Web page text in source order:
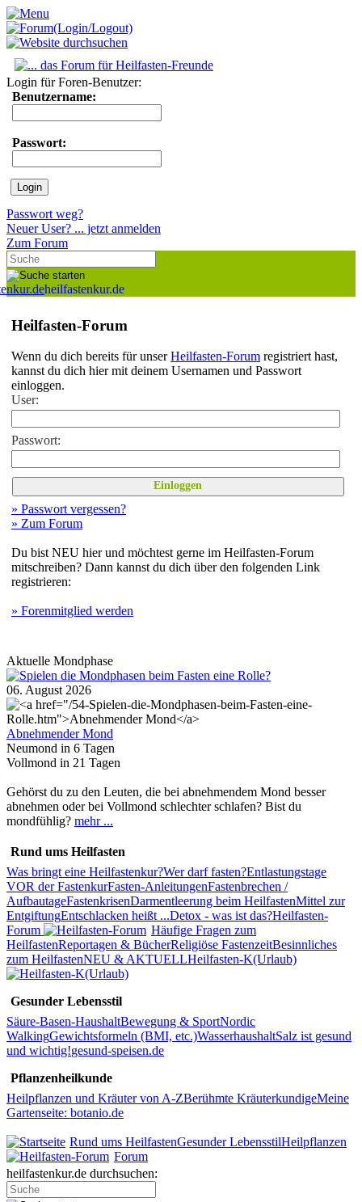
Login für Foren-Benutzer:
Benutzername:
Passwort:
Passwort weg?
Neuer User? ... jetzt anmelden
Zum Forum
heilfastenkur.de
Heilfasten-Forum
Wenn du dich bereits für unserHeilfasten-Forum registriert hast,
kannst du dich hier mit deinem Usernamen und Passwort
einloggen.
User:
Passwort:
» Passwort vergessen?
» Zum Forum
Du bist NEU hier und möchtest gerne im Heilfasten-Forum
mitschreiben? Dann kannst du dich über den folgenden Link
registrieren:
» Forenmitglied werden
Aktuelle Mondphase
06. August 2026
Abnehmender Mond
Neumond in 6 Tagen
Vollmond in 21 Tagen
Gehörst du zu den Leuten, die bei abnehmendem Mond besser
abnehmen oder bei Vollmond schlechter schlafen? Bist du
mondfühlig? mehr ...
Rund ums Heilfasten
Was bringt eine Heilfastenkur?Wer darf fasten?Entlastungstage
VOR der FastenkurFasten-AnleitungenFastenbrechen /
AufbautageFastenkrisenDarmentleerung beim HeilfastenMittel zur
EntgiftungEntschlacken heißt ...Detox - was ist das?Heilfasten-
Forum
Häufige Fragen zum
HeilfastenReportagen & BücherReligiöse FastenzeitBesinnliches
zum HeilfastenNEU & AKTUELLHeilfasten-K(Urlaub)
Gesunder Lebensstil
Säure-Basen-HaushaltBewegung & SportNordic
WalkingGewichtsformeln (BMI, etc.)WasserhaushaltSalz ist gesund
und wichtig!gesund-speisen.de
Pflanzenheilkunde
Heilpflanzen und Kräuter von A-ZBerühmte KräuterkundigeMeine
Gartenseite: botanio.de
Rund ums HeilfastenGesunder LebensstilHeilpflanzen
Forum
heilfastenkur.de durchsuchen: